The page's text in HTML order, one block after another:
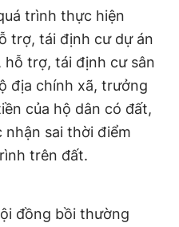
trình thực hiện
trợ, tái định cư dự án
trợ, tái định cư sân
địa chính xã, trưởng
của hộ dân có đất,
nhận sai thời điểm
trên đất.
đồng bồi thường